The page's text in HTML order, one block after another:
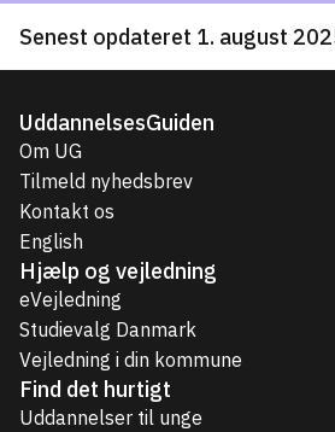
Senest opdateret 1. august
UddannelsesGuiden
Om UG
Tilmeld nyhedsbrev
Kontakt os
English
Hjælp og vejledning
eVejledning
Studievalg Danmark
Vejledning i din kommune
Find det hurtigt
Uddannelser til unge